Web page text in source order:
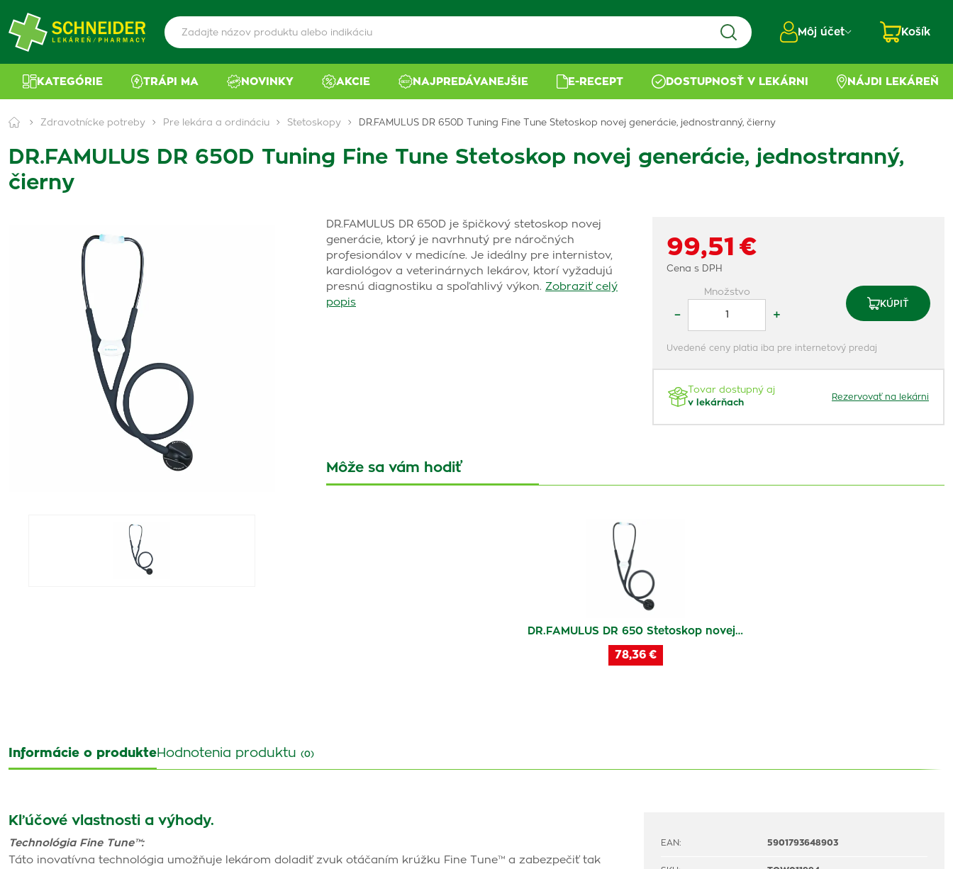
Môj účet Košík
KATEGÓRIE TRÁPI MA NOVINKY AKCIE NAJPREDÁVANEJŠIE E-RECEPT DOSTUPNOSŤ V LEKÁRNI NÁJDI LEKÁREŇ
Zdravotnícke potreby Pre lekára a ordináciu Stetoskopy DR.FAMULUS DR 650D Tuning Fine Tune Stetoskop novej generácie, jednostranný, čierny
DR.FAMULUS DR 650D Tuning Fine Tune Stetoskop novej generácie, jednostranný,
čierny
DR.FAMULUS DR 650D je špičkový stetoskop novej
generácie, ktorý je navrhnutý pre náročných
profesionálov v medicíne. Je ideálny pre internistov,
kardiológov a veterinárnych lekárov, ktorí vyžadujú
presnú diagnostiku a spoľahlivý výkon. Zobraziť celý
popis
99,51 €
Cena s DPH
Množstvo
– +
KÚPIŤ
Uvedené ceny platia iba pre internetový predaj
Tovar dostupný aj
v lekárňach
Rezervovať na lekárni
Môže sa vám hodiť
DR.FAMULUS DR 650 Stetoskop novej…
78,36 €
Informácie o produkteHodnotenia produktu (0)
Kľúčové vlastnosti a výhody.
Technológia Fine Tune™:
Táto inovatívna technológia umožňuje lekárom doladiť zvuk otáčaním krúžku Fine Tune™ a zabezpečiť tak
EAN: 5901793648903